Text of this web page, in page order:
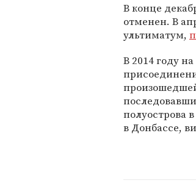
В конце
отменен. В
ультиматум,
В 2014 году
полуострова
в Донбассе,